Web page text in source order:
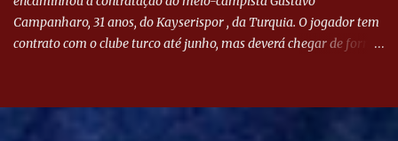
Campanharo, 31 anos, do Kayserispor , da Turquia. O jogador tem
contrato com o clube turco até junho, mas deverá chegar de forma
Evian, da França, Hellas Verona, da Itália, e Ludogorets, da